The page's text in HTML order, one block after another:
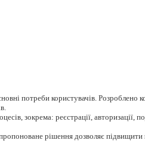
потреби користувачів. Розроблено
зокрема: реєстрації, авторизації,
рішення дозволяє